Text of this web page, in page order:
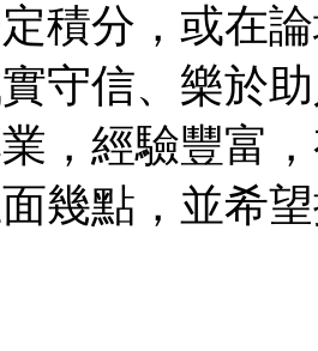
積分，或在
守信、樂於
，經驗豐富
幾點，並希